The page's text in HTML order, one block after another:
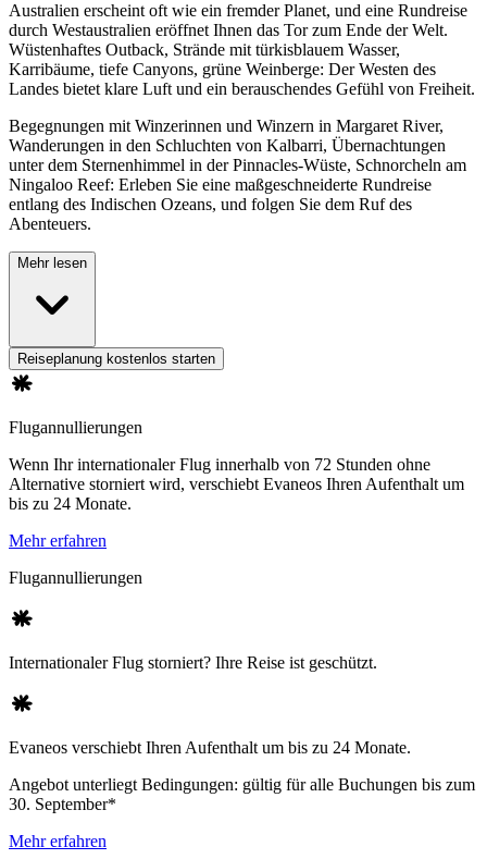
Australien erscheint oft wie ein fremder Planet, und eine Rundreise
durch Westaustralien eröffnet Ihnen das Tor zum Ende der Welt.
Wüstenhaftes Outback, Strände mit türkisblauem Wasser,
Karribäume, tiefe Canyons, grüne Weinberge: Der Westen des
Landes bietet klare Luft und ein berauschendes Gefühl von Freiheit.
Begegnungen mit Winzerinnen und Winzern in Margaret River,
Wanderungen in den Schluchten von Kalbarri, Übernachtungen
unter dem Sternenhimmel in der Pinnacles-Wüste, Schnorcheln am
Ningaloo Reef: Erleben Sie eine maßgeschneiderte Rundreise
entlang des Indischen Ozeans, und folgen Sie dem Ruf des
Abenteuers.
Mehr lesen
Reiseplanung kostenlos starten
Flugannullierungen
Wenn Ihr internationaler Flug innerhalb von 72 Stunden ohne
Alternative storniert wird, verschiebt Evaneos Ihren Aufenthalt um
bis zu 24 Monate.
Mehr erfahren
Flugannullierungen
Internationaler Flug storniert? Ihre Reise ist geschützt.
Evaneos verschiebt Ihren Aufenthalt um bis zu 24 Monate.
Angebot unterliegt Bedingungen: gültig für alle Buchungen bis zum
30. September*
Mehr erfahren